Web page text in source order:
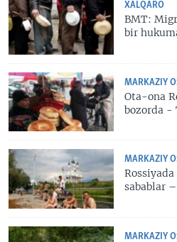
XALQARO
BMT:
bir
MARKAZIY
Ota-ona
bozorda -
MARKAZIY
sabablar
MARKAZIY